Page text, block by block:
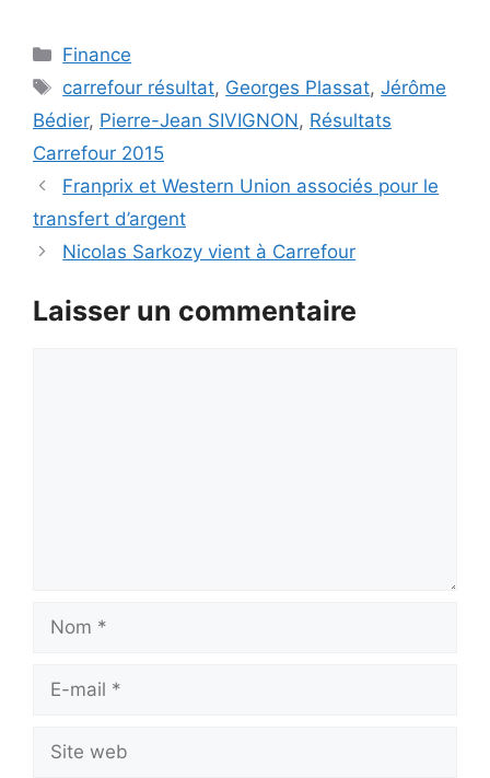
Catégories
Finance
Étiquettes
carrefour résultat, Georges Plassat,Jérôme
Bédier, Pierre-Jean SIVIGNON, Résultats
Carrefour 2015
Franprix et Western Union associés pour le
transfert d’argent
Nicolas Sarkozy vient à Carrefour
Laisser un commentaire
mail
web